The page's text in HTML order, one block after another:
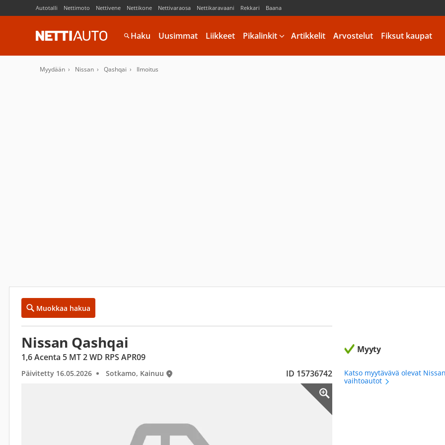
Autotalli Nettimoto Nettivene Nettikone Nettivaraosa Nettikaravaani Rekkari Baana
Haku Uusimmat Liikkeet Pikalinkit Artikkelit Arvostelut Fiksut kaupat
Myydään Nissan Qashqai Ilmoitus
Muokkaa hakua
Nissan Qashqai
1,6 Acenta 5 MT 2 WD RPS APR09
Päivitetty 16.05.2026 Sotkamo, Kainuu ID 15736742
Myyty
Katso myytävävä olevat
vaihtoautot